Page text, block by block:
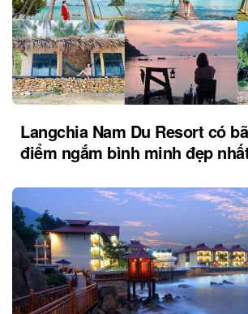
Langchia Nam Du Resort có
điểm ngắm bình minh đẹp